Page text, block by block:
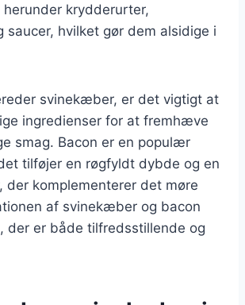
herunder krydderurter,
saucer, hvilket gør dem alsidige i
svinekæber, er det vigtigt at
ingredienser for at fremhæve
smag. Bacon er en populær
tilføjer en røgfyldt dybde og en
der komplementerer det møre
af svinekæber og bacon
der er både tilfredsstillende og